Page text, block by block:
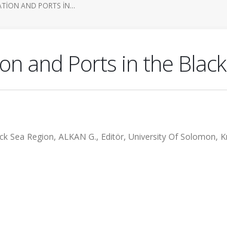
AND PORTS IN...
and Ports in the
Region, ALKAN G., Editör, University Of Solomon,